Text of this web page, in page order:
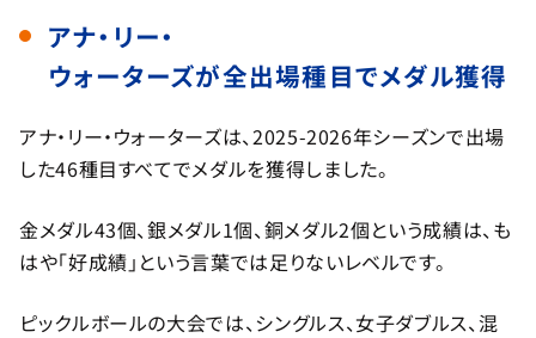
アナ・リー・
ウォーターズが全出場種目でメダル獲得
アナ・リー・ウォーターズは、2025-2026年シーズンで出場
した46種目すべてでメダルを獲得しました。
金メダル43個、銀メダル1個、銅メダル2個という成績は、も
はや「好成績」という言葉では足りないレベルです。
ピックルボールの大会では、シングルス、女子ダブルス、混